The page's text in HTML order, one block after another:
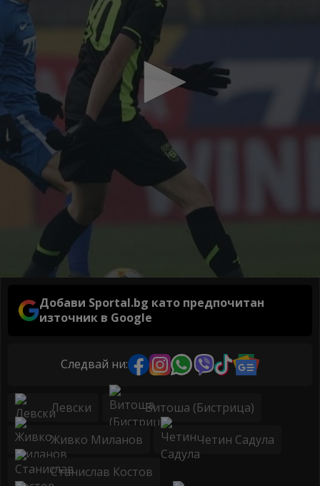
Добави Sportal.bg като предпочитан
източник в Google
Следвай ни:
Левски Витоша (Бистрица)
Живко Миланов Четин Садула
Станислав Костов